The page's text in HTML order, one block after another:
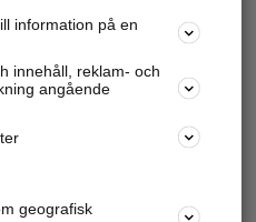
information på en
innehåll, reklam- och
angående
geografisk